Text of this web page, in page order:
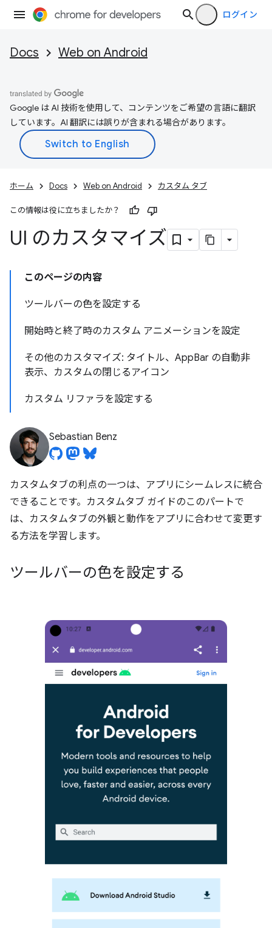
ログイン
Docs Web on Android
Google は AI 技術を使用して、コンテンツをご希望の言語に翻訳
しています。AI 翻訳には誤りが含まれる場合があります。
ホーム Docs Web on Android カスタム タブ
この情報は役に立ちましたか？
UI のカスタマイズ
このページの内容
ツールバーの色を設定する
開始時と終了時のカスタム アニメーションを設定
その他のカスタマイズ: タイトル、AppBar の自動非
表示、カスタムの閉じるアイコン
カスタム リファラを設定する
Sebastian Benz
カスタムタブの利点の一つは、アプリにシームレスに統合
できることです。カスタムタブ ガイドのこのパートで
は、カスタムタブの外観と動作をアプリに合わせて変更す
る方法を学習します。
ツールバーの色を設定する